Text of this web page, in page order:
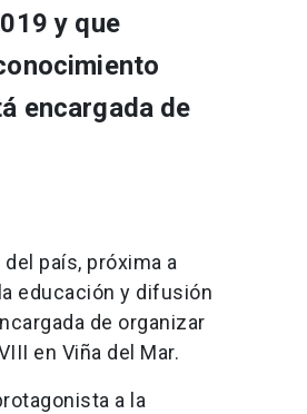
y que
encargada de
país, próxima a
educación y difusión
de organizar
en Viña del Mar.
a la